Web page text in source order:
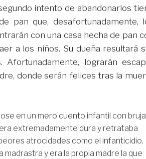
intento de abandonarlos
pan que, desafortunadamente,
con una casa hecha de pan
a los niños. Su dueña resultará
lograrán
donde serán felices tras la
en un mero cuento infantil con bruja
extremadamente dura y retrataba
atrocidades como el infanticidio.
madrastra y era la propia madre la que